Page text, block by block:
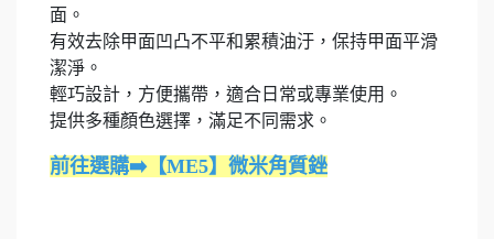
面。
有效去除甲面凹凸不平和累積油汙，保持甲面平滑
潔淨。
輕巧設計，方便攜帶，適合日常或專業使用。
提供多種顏色選擇，滿足不同需求。
前往選購➡️【ME5】微米角質銼